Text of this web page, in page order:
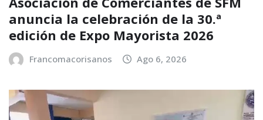
anuncia la celebración de la 30.ª
edición de Expo Mayorista 2026
Francomacorisanos Ago 6, 2026